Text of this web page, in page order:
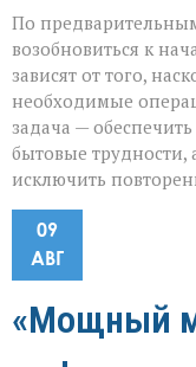
По
возобновиться к
зависят от того,
необходимые
задача —
бытовые трудности,
исключить
09
АВГ
«Мощный